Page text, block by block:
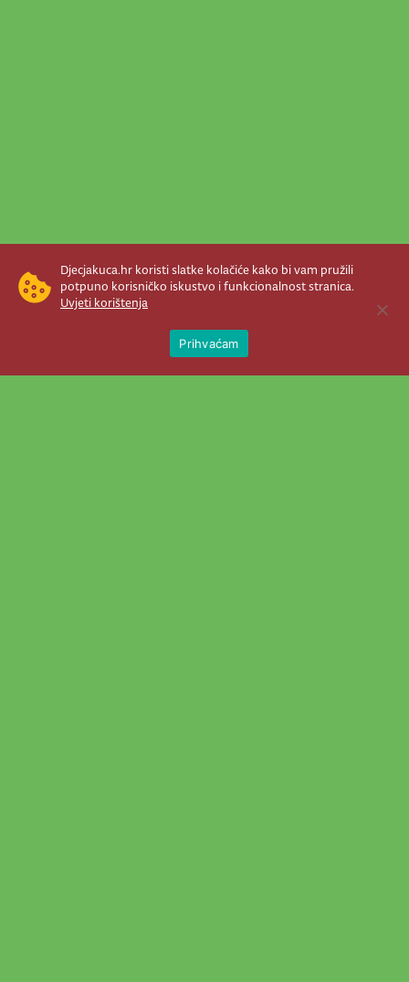
Djecjakuca.hr koristi slatke kolačiće kako bi vam pružili
potpuno korisničko iskustvo i funkcionalnost stranica.
Uvjeti korištenja
Prihvaćam